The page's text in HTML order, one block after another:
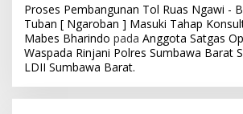
Proses Pembangunan Tol Ruas Ngawi -
Tuban [ Ngaroban ] Masuki Tahap
Mabes Bharindo pada Anggota Satgas
Waspada Rinjani Polres Sumbawa Barat
LDII Sumbawa Barat.